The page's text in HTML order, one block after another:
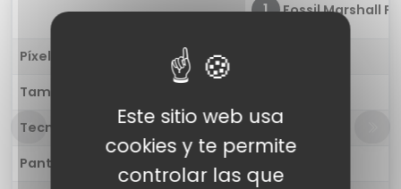
1 Fossil Marshall
Píxel por pulgada
Tamaño
Tecnología
-
Pantalla táctil
Este sitio web usa
cookies y te permite
controlar las que